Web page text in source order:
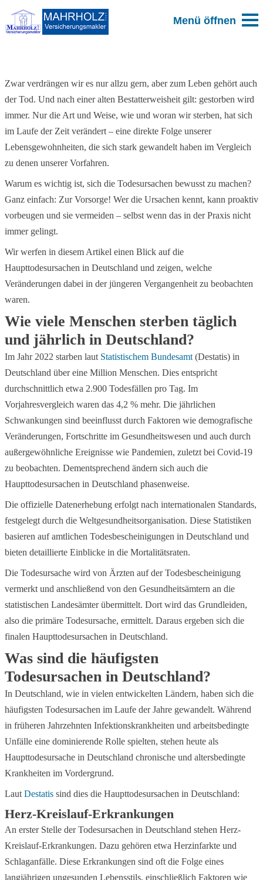
Zum Blog
Zwar verdrängen wir es nur allzu gern, aber zum Leben gehört auch
der Tod. Und nach einer alten Bestatterweisheit gilt: gestorben wird
immer. Nur die Art und Weise, wie und woran wir sterben, hat sich
im Laufe der Zeit verändert – eine direkte Folge unserer
Lebensgewohnheiten, die sich stark gewandelt haben im Vergleich
zu denen unserer Vorfahren.
Warum es wichtig ist, sich die Todesursachen bewusst zu machen?
Ganz einfach: Zur Vorsorge! Wer die Ursachen kennt, kann proaktiv
vorbeugen und sie vermeiden – selbst wenn das in der Praxis nicht
immer gelingt.
Wir werfen in diesem Artikel einen Blick auf die
Haupttodesursachen in Deutschland und zeigen, welche
Veränderungen dabei in der jüngeren Vergangenheit zu beobachten
waren.
Wie viele Menschen sterben täglich
und jährlich in Deutschland?
Im Jahr 2022 starben laut Statistischem Bundesamt (Destatis) in
Deutschland über eine Million Menschen. Dies entspricht
durchschnittlich etwa 2.900 Todesfällen pro Tag. Im
Vorjahresvergleich waren das 4,2 % mehr. Die jährlichen
Schwankungen sind beeinflusst durch Faktoren wie demografische
Veränderungen, Fortschritte im Gesundheitswesen und auch durch
außergewöhnliche Ereignisse wie Pandemien, zuletzt bei Covid-19
zu beobachten. Dementsprechend ändern sich auch die
Haupttodesursachen in Deutschland phasenweise.
Die offizielle Datenerhebung erfolgt nach internationalen Standards,
festgelegt durch die Weltgesundheitsorganisation. Diese Statistiken
basieren auf amtlichen Todesbescheinigungen in Deutschland und
bieten detaillierte Einblicke in die Mortalitätsraten.
Die Todesursache wird von Ärzten auf der Todesbescheinigung
vermerkt und anschließend von den Gesundheitsämtern an die
statistischen Landesämter übermittelt. Dort wird das Grundleiden,
also die primäre Todesursache, ermittelt. Daraus ergeben sich die
finalen Haupttodesursachen in Deutschland.
Was sind die häufigsten
Todesursachen in Deutschland?
In Deutschland, wie in vielen entwickelten Ländern, haben sich die
häufigsten Todesursachen im Laufe der Jahre gewandelt. Während
in früheren Jahrzehnten Infektionskrankheiten und arbeitsbedingte
Unfälle eine dominierende Rolle spielten, stehen heute als
Haupttodesursache in Deutschland chronische und altersbedingte
Krankheiten im Vordergrund.
Laut Destatis sind dies die Haupttodesursachen in Deutschland:
Herz-Kreislauf-Erkrankungen
An erster Stelle der Todesursachen in Deutschland stehen Herz-
Kreislauf-Erkrankungen. Dazu gehören etwa Herzinfarkte und
Schlaganfälle. Diese Erkrankungen sind oft die Folge eines
langjährigen ungesunden Lebensstils, einschließlich Faktoren wie